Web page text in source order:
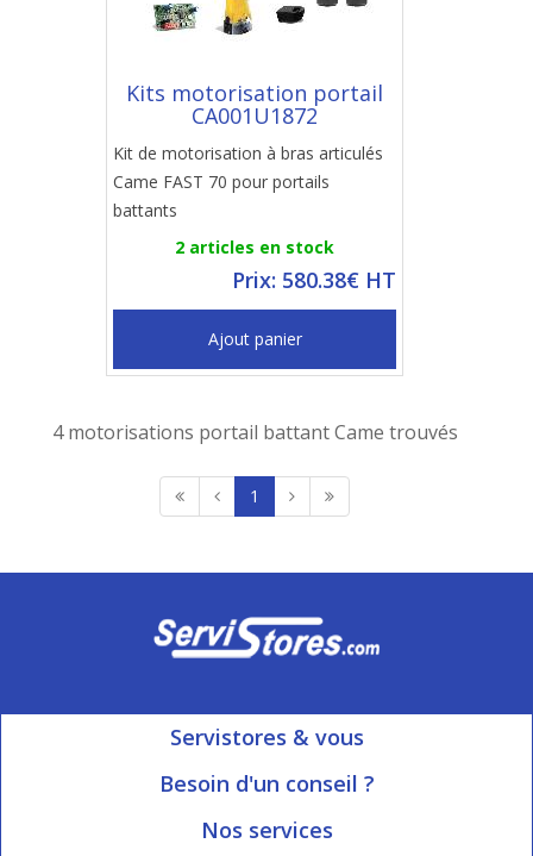
Kits motorisation portail
CA001U1872
Kit de motorisation à bras articulés
Came FAST 70 pour portails
battants
2 articles en stock
Prix: 580.38€ HT
Ajout panier
4 motorisations portail battant Came trouvés
1
Servistores & vous
Mon compte
Besoin d'un conseil ?
Ouvert du Lundi au Vendredi
Nos services